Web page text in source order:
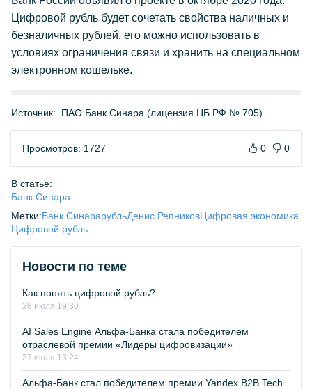
Цифровой рубль будет сочетать свойства наличных и
безналичных рублей, его можно использовать в
условиях ограничения связи и хранить на специальном
электронном кошельке.
Источник: ПАО Банк Синара (лицензия ЦБ РФ № 705)
Просмотров: 1727 0 0
В статье:
Банк Синара
Метки:Банк СинарарубльДенис РепниковЦифровая экономика
Цифровой рубль
Новости по теме
Как понять цифровой рубль?
28 июля 19:30
AI Sales Engine Альфа-Банка стала победителем
отраслевой премии «Лидеры цифровизации»
27 июля 13:24
Альфа-Банк стал победителем премии Yandex B2B Tech